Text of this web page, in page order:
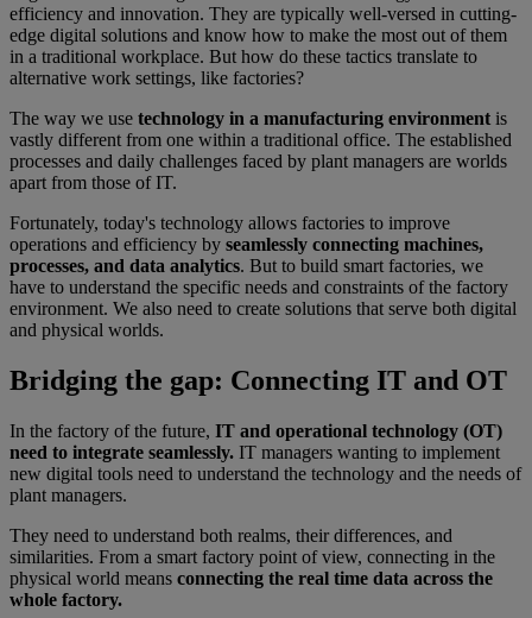
efficiency and innovation. They are typically well-versed in cutting-
edge digital solutions and know how to make the most out of them
in a traditional workplace. But how do these tactics translate to
alternative work settings, like factories?
The way we use technology in a manufacturing environment is
vastly different from one within a traditional office. The established
processes and daily challenges faced by plant managers are worlds
apart from those of IT.
Fortunately, today's technology allows factories to improve
operations and efficiency by seamlessly connecting machines,
processes, and data analytics. But to build smart factories, we
have to understand the specific needs and constraints of the factory
environment. We also need to create solutions that serve both digital
and physical worlds.
Bridging the gap: Connecting IT and OT
In the factory of the future, IT and operational technology (OT)
need to integrate seamlessly. IT managers wanting to implement
new digital tools need to understand the technology and the needs of
plant managers.
They need to understand both realms, their differences, and
similarities. From a smart factory point of view, connecting in the
physical world means connecting the real time data across the
whole factory.